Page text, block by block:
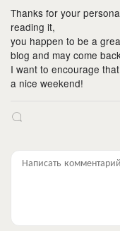
Thanks for your
reading it,
you happen to be a
blog and may come
I want to encourage
a nice weekend!
Написать